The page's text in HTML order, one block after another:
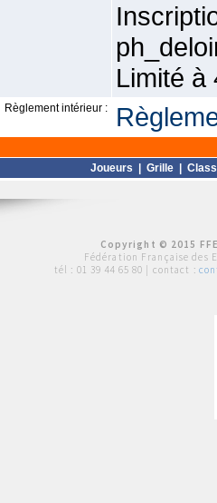
Limité à
Règlement intérieur :
Joueurs Grille
Copyright © 2015
Fédération Française des
tél : 01 39 44 65 80 | contact :